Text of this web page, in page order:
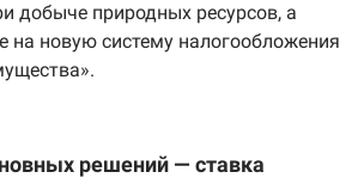
добыче природных ресурсов, а
на новую систему налогообложения
решений — ставка